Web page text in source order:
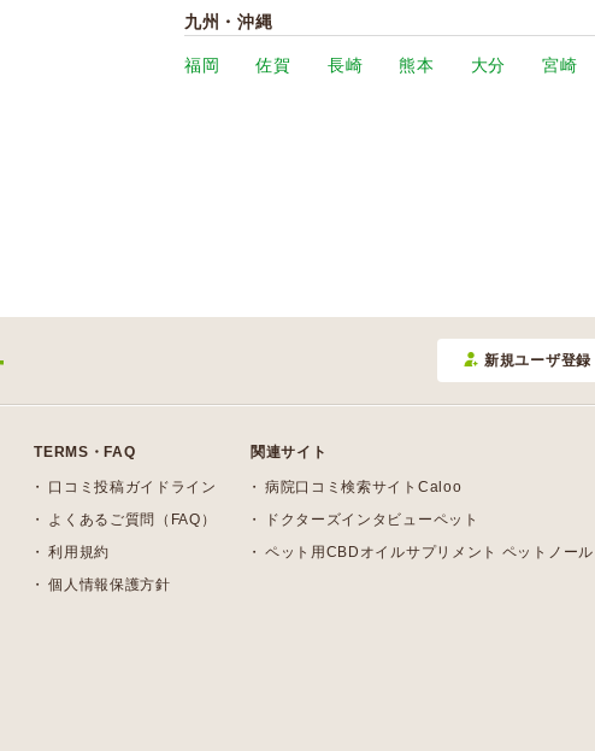
九州・沖縄
福岡 佐賀 長崎 熊本 大分 宮崎
新規ユーザ登録
TERMS・FAQ
口コミ投稿ガイドライン
よくあるご質問（FAQ）
利用規約
個人情報保護方針
関連サイト
病院口コミ検索サイトCaloo
ドクターズインタビューペット
ペット用CBDオイルサプリメント ペットノール